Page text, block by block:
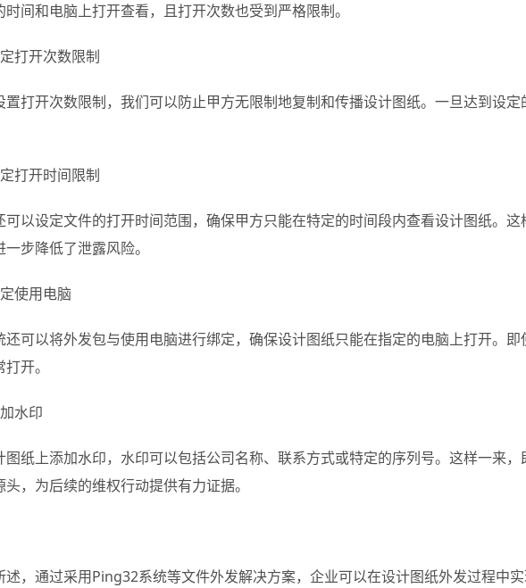
时间和电脑上打开查看，且打开次数也受到严格限制。
打开次数限制
置打开次数限制，我们可以防止甲方无限制地复制和传播设计图纸。一旦达到设
打开时间限制
可以设定文件的打开时间范围，确保甲方只能在特定的时间段内查看设计图纸。
一步降低了泄露风险。
使用电脑
还可以将外发包与使用电脑进行绑定，确保设计图纸只能在指定的电脑上打开。
开。
水印
图纸上添加水印，水印可以包括公司名称、联系方式或特定的序列号。这样一来
头，为后续的维权行动提供有力证据。
述，通过采用Ping32系统等文件外发解决方案，企业可以在设计图纸外发过程中